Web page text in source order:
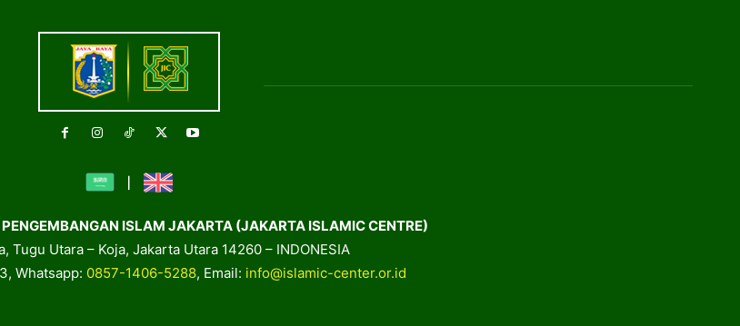
ISLAM JAKARTA (JAKARTA ISLAMIC CENTRE)
Tugu Utara – Koja, Jakarta Utara 14260 – INDONESIA
Whatsapp: 0857-1406-5288, Email: info@islamic-center.or.id